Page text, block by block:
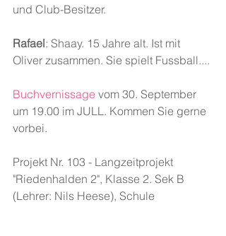
und Club-Besitzer.
Rafael: Shaay. 15 Jahre alt. Ist mit
Oliver zusammen. Sie spielt Fussball....
Buchvernissage vom 30. September
um 19.00 im JULL. Kommen Sie gerne
vorbei.
Projekt Nr. 103 - Langzeitprojekt
"Riedenhalden 2", Klasse 2. Sek B
(Lehrer: Nils Heese), Schule